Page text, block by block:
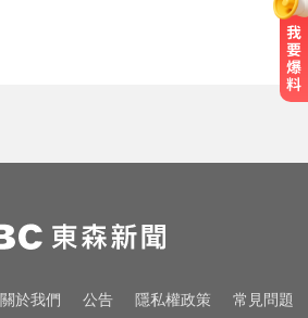
關於我們 公告 隱私權政策 常見問題